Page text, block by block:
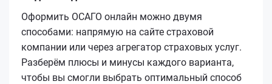
Оформить ОСАГО онлайн можно двумя
способами: напрямую на сайте страховой
компании или через агрегатор страховых услуг.
Разберём плюсы и минусы каждого варианта,
чтобы вы смогли выбрать оптимальный способ